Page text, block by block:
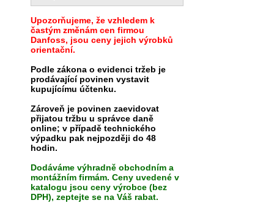
Upozorňujeme, že vzhledem k
častým změnám cen firmou
Danfoss, jsou ceny jejich výrobků
orientační.
Podle zákona o evidenci tržeb je
prodávající povinen vystavit
kupujícímu účtenku.
Zároveň je povinen zaevidovat
přijatou tržbu u správce daně
online; v případě technického
výpadku pak nejpozději do 48
hodin.
Dodáváme výhradně obchodním a
montážním firmám. Ceny uvedené v
katalogu jsou ceny výrobce (bez
DPH), zeptejte se na Váš rabat.